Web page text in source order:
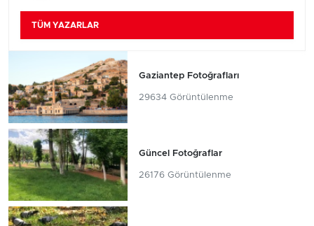
TÜM YAZARLAR
Gaziantep Fotoğrafları
29634 Görüntülenme
Güncel Fotoğraflar
26176 Görüntülenme